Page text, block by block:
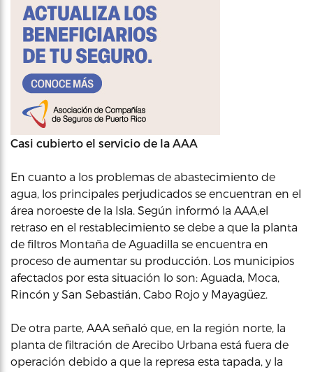
Casi cubierto el servicio de la AAA
En cuanto a los problemas de abastecimiento de
agua, los principales perjudicados se encuentran en el
área noroeste de la Isla. Según informó la AAA,el
retraso en el restablecimiento se debe a que la planta
de filtros Montaña de Aguadilla se encuentra en
proceso de aumentar su producción. Los municipios
afectados por esta situación lo son: Aguada, Moca,
Rincón y San Sebastián, Cabo Rojo y Mayagüez.
De otra parte, AAA señaló que, en la región norte, la
planta de filtración de Arecibo Urbana está fuera de
operación debido a que la represa esta tapada, y la